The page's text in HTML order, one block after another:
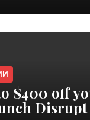
$400 off
Disrupt